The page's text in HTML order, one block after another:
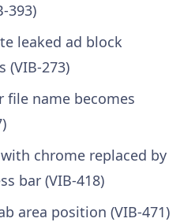
393)
leaked ad block
(VIB-273)
file name becomes
chrome replaced by
bar (VIB-418)
area position (VIB-471)